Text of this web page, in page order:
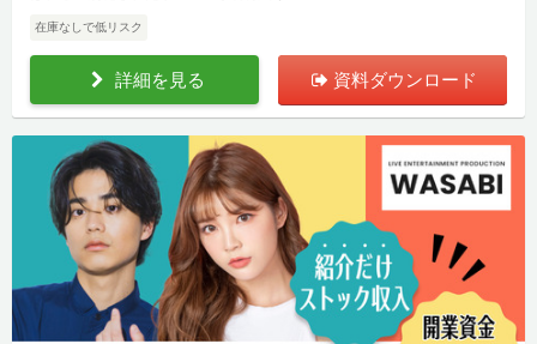
在庫なしで低リスク
詳細を見る 資料ダウンロード